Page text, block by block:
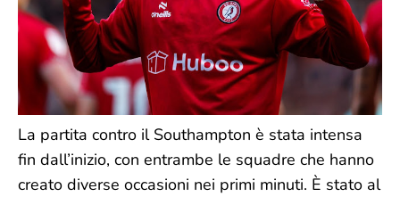
La partita contro il Southampton è stata intensa
fin dall’inizio, con entrambe le squadre che hanno
creato diverse occasioni nei primi minuti. È stato al